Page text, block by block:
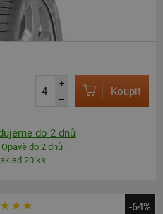
+
–
Koupit
do 2 dnů
do 2 dnů.
20 ks.
-64%